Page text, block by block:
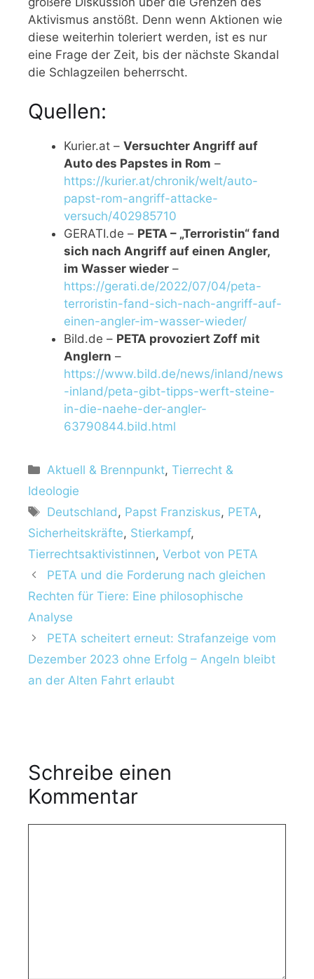
Aktivismus anstößt. Denn wenn Aktionen wie
diese weiterhin toleriert werden, ist es nur
eine Frage der Zeit, bis der nächste Skandal
die Schlagzeilen beherrscht.
Quellen:
Kurier.at – Versuchter Angriff auf
Auto des Papstes in Rom –
https://kurier.at/chronik/welt/auto-
papst-rom-angriff-attacke-
versuch/402985710
GERATI.de – PETA – „Terroristin“ fand
sich nach Angriff auf einen Angler,
im Wasser wieder –
https://gerati.de/2022/07/04/peta-
terroristin-fand-sich-nach-angriff-auf-
einen-angler-im-wasser-wieder/
Bild.de – PETA provoziert Zoff mit
Anglern –
https://www.bild.de/news/inland/news
-inland/peta-gibt-tipps-werft-steine-
in-die-naehe-der-angler-
63790844.bild.html
K
a
e
g
o
r
n
Aktuell & Brennpunkt,Tierrecht &
Ideologie
S
c
l
a
g
w
ö
t
e
Deutschland , Papst Franziskus, PETA,
Sicherheitskräfte, Stierkampf,
Tierrechtsaktivistinnen, Verbot von PETA
PETA und die Forderung nach gleichen
Rechten für Tiere: Eine philosophische
Analyse
PETA scheitert erneut: Strafanzeige vom
Dezember 2023 ohne Erfolg – Angeln bleibt
an der Alten Fahrt erlaubt
Schreibe einen
Kommentar